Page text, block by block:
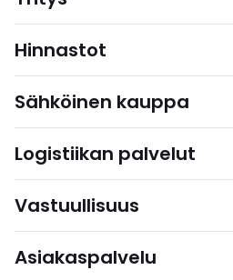
Hinnastot
Sähköinen kauppa
Logistiikan palvelut
Vastuullisuus
Asiakaspalvelu